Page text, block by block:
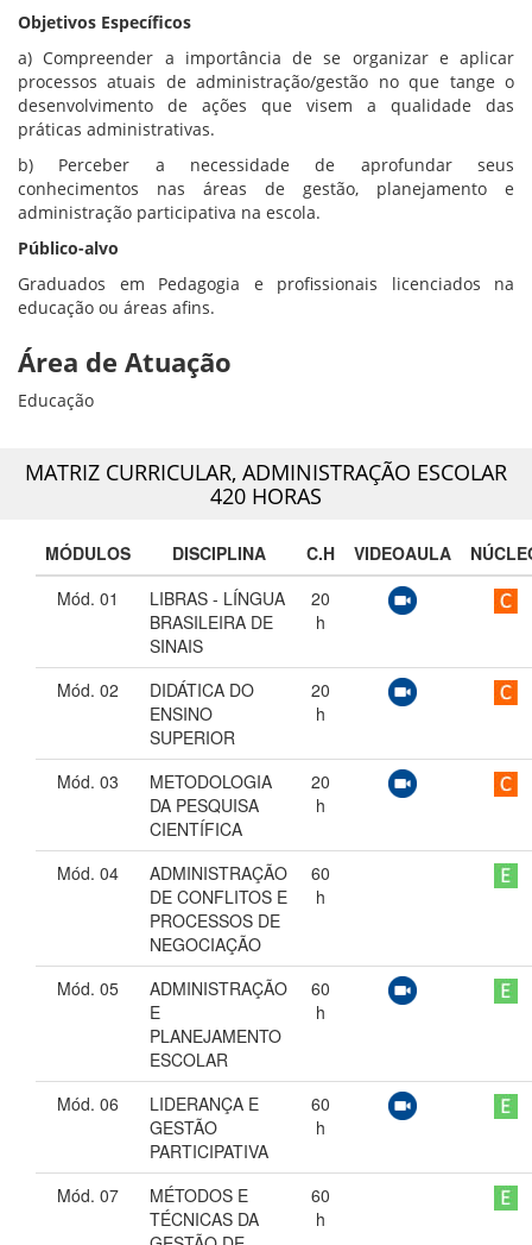
Objetivos Específicos
a) Compreender a importância de se organizar e aplicar
processos atuais de administração/gestão no que tange o
desenvolvimento de ações que visem a qualidade das
práticas administrativas.
b) Perceber a necessidade de aprofundar seus
conhecimentos nas áreas de gestão, planejamento e
administração participativa na escola.
Público-alvo
Graduados em Pedagogia e profissionais licenciados na
educação ou áreas afins.
Área de Atuação
Educação
MATRIZ CURRICULAR, ADMINISTRAÇÃO ESCOLAR
420 HORAS
MÓDULOS DISCIPLINA C.H VIDEOAULA
Mód. 01
LIBRAS - LÍNGUA
BRASILEIRA DE
SINAIS
20
h
Mód. 02
DIDÁTICA DO
ENSINO
SUPERIOR
20
h
Mód. 03
METODOLOGIA
DA PESQUISA
CIENTÍFICA
20
h
Mód. 04
ADMINISTRAÇÃO
DE CONFLITOS E
PROCESSOS DE
NEGOCIAÇÃO
60
h
Mód. 05
ADMINISTRAÇÃO
E
PLANEJAMENTO
ESCOLAR
60
h
Mód. 06
LIDERANÇA E
GESTÃO
PARTICIPATIVA
60
h
Mód. 07
MÉTODOS E
TÉCNICAS DA
60
h